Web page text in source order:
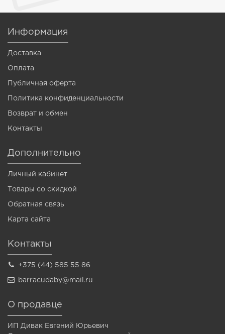
Информация
Доставка
Оплата
Публичная оферта
Политика конфиденциальности
Возврат и обмен
Контакты
Дополнительно
Личный кабинет
Товары со скидкой
Обратная связь
Карта сайта
Контакты
+375 (44) 585 55 86
barracudaby@mail.ru
О продавце
ИП Дивак Евгений Юрьевич